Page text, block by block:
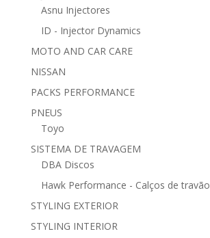
Asnu Injectores
ID - Injector Dynamics
MOTO AND CAR CARE
NISSAN
PACKS PERFORMANCE
PNEUS
Toyo
SISTEMA DE TRAVAGEM
DBA Discos
Hawk Performance - Calços de travão
STYLING EXTERIOR
STYLING INTERIOR